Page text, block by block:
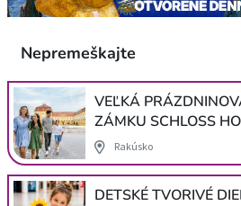
Nepremeškajte
VEĽKÁ
ZÁMKU SCHLOSS
Rakúsko
DETSKÉ TVORIVÉ